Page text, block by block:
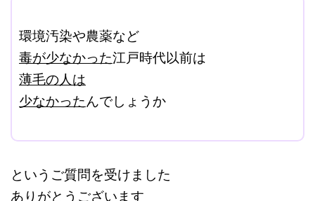
環境汚染や農薬など
毒が少なかった江戸時代以前は
薄毛の人は
少なかったんでしょうか
というご質問を受けました
ありがとうございます